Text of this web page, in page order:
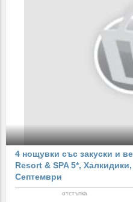
4 нощувки със закуски и
Resort & SPA 5*,
Септември
отстъпка